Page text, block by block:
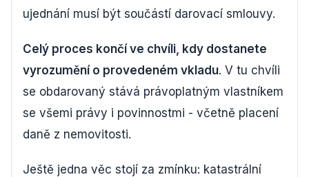
ujednání musí být součástí darovací smlouvy.
Celý proces končí ve chvíli, kdy dostanete
vyrozumění o provedeném vkladu. V tu chvíli
se obdarovaný stává právoplatným vlastníkem
se všemi právy i povinnostmi - včetně placení
daně z nemovitosti.
Ještě jedna věc stojí za zmínku: katastrální